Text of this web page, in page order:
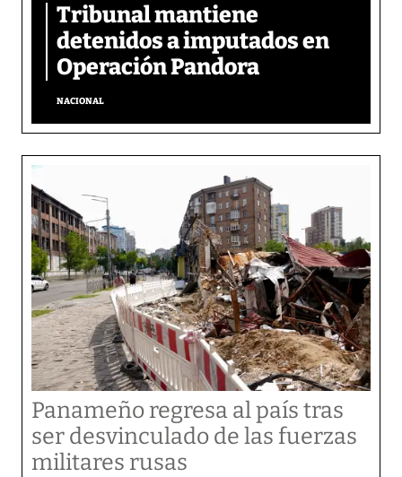
Tribunal mantiene
detenidos a imputados en
Operación Pandora
NACIONAL
Panameño regresa al país tras
ser desvinculado de las fuerzas
militares rusas